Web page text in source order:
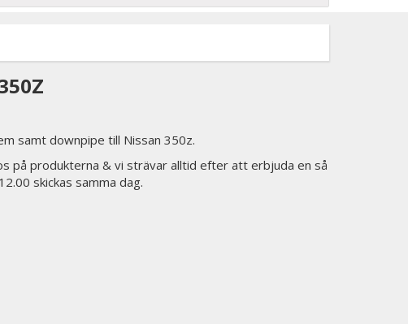
samt downpipe till Nissan 350z.
på produkterna & vi strävar alltid efter att erbjuda en så
skickas samma dag.